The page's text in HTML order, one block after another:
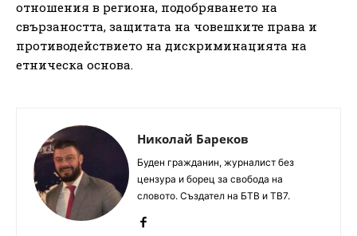
отношения в региона, подобряването на
свързаността, защитата на човешките права и
противодействието на дискриминацията на
етническа основа.
Николай Бареков
Буден гражданин, журналист без
цензура и борец за свобода на
словото. Създател на БТВ и ТВ7.